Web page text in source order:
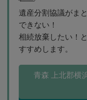
遺産分割協議がま
できない！
相続放棄したい！
すすめします。
青森 上北郡横